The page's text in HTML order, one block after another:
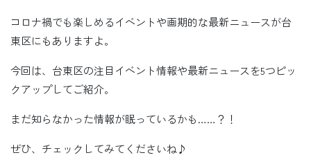
コロナ禍でも楽しめるイベントや画期的な最新ニュースが台
東区にもありますよ。
今回は、台東区の注目イベント情報や最新ニュースを5つピッ
クアップしてご紹介。
まだ知らなかった情報が眠っているかも……？！
ぜひ、チェックしてみてくださいね♪